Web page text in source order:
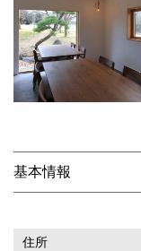
基本情報
住所